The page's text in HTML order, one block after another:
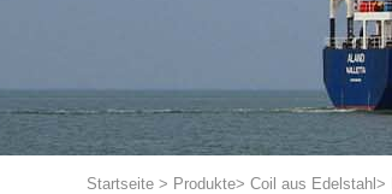
Startseite > Produkte> Coil aus Edelstahl >